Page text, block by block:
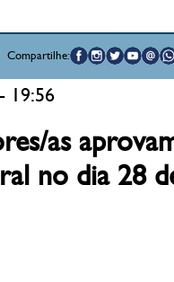
Compartilhe:
19:56
as
no dia 28